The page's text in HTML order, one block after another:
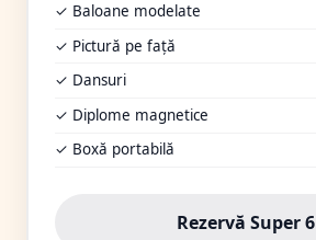
✓ Baloane modelate
✓ Pictură pe față
✓ Dansuri
✓ Diplome magnetice
✓ Boxă portabilă
Rezervă Super 6